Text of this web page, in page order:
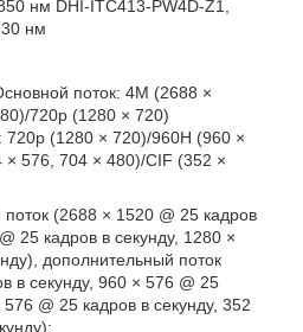
нм DHI-ITC413-PW4D-Z1,
нм
поток: 4M (2688 ×
720p (1280 × 720)
720p (1280 × 720)/960H (960 ×
576, 704 × 480)/CIF (352 ×
поток (2688 × 1520 @ 25 кадров
25 кадров в секунду, 1280 ×
дополнительный поток
в секунду, 960 × 576 @ 25
@ 25 кадров в секунду, 352